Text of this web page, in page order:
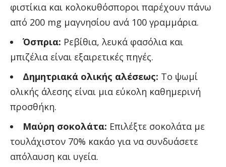
φιστίκια και κολοκυθόσποροι παρέχουν πάνω
από 200 mg μαγνησίου ανά 100 γραμμάρια.
Όσπρια: Ρεβίθια, λευκά φασόλια και
μπιζέλια είναι εξαιρετικές πηγές.
Δημητριακά ολικής αλέσεως: Το ψωμί
ολικής άλεσης είναι μια εύκολη καθημερινή
προσθήκη.
Μαύρη σοκολάτα: Επιλέξτε σοκολάτα με
τουλάχιστον 70% κακάο για να συνδυάσετε
απόλαυση και υγεία.